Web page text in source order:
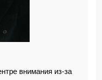
внимания из-за